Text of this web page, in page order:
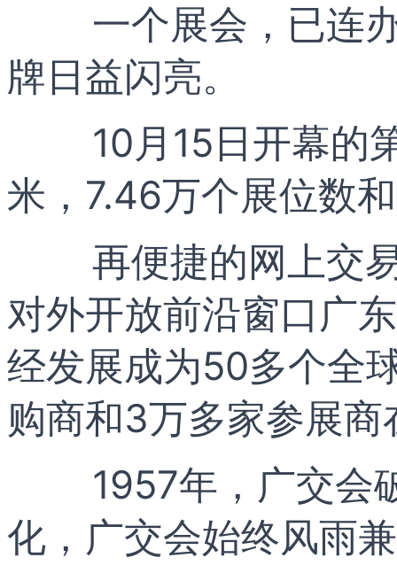
一个展会，已连办
牌日益闪亮。
10月15日开幕的第
米，7.46万个展位数
再便捷的网上交易
对外开放前沿窗口广
经发展成为50多个全
购商和3万多家参展
1957年，广交会破
化，广交会始终风雨